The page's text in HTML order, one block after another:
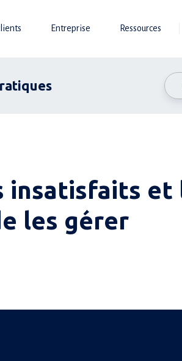
Entreprise Ressources
insatisfaits et
les gérer